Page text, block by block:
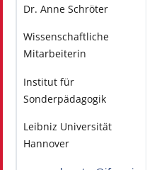
Dr. Anne Schröter
Wissenschaftliche
Mitarbeiterin
Institut für
Sonderpädagogik
Leibniz Universität
Hannover